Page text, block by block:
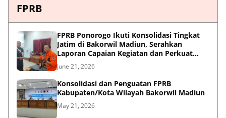
FPRB
FPRB Ponorogo Ikuti Konsolidasi Tingkat
Jatim di Bakorwil Madiun, Serahkan
Laporan Capaian Kegiatan dan Perkuat
Sinergi Pentahelix
June 21, 2026
Konsolidasi dan Penguatan FPRB
Kabupaten/Kota Wilayah Bakorwil Madiun
May 21, 2026